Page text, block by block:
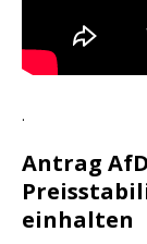
.
Antrag
einhalten